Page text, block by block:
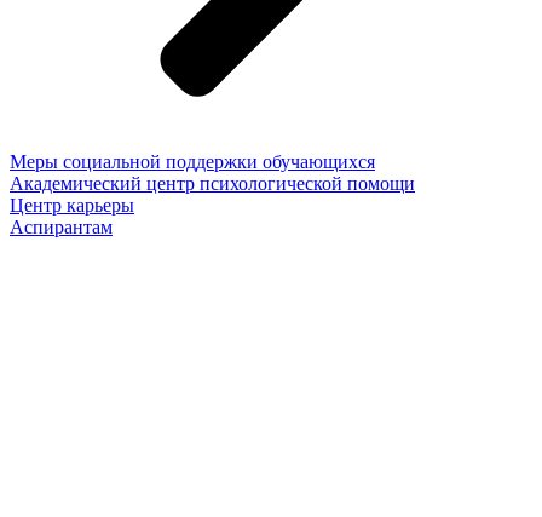
Меры социальной поддержки обучающихся
Академический центр психологической помощи
Центр карьеры
Аспирантам